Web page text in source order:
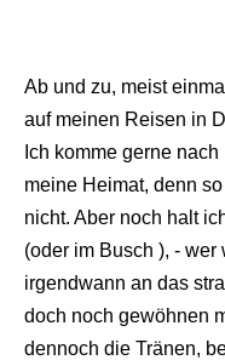
Ab und zu, meist
auf meinen Reisen in
Ich komme gerne
meine Heimat, denn
nicht. Aber noch halt
(oder im Busch ), - wer
irgendwann an das
doch noch gewöhnen
dennoch die Tränen,